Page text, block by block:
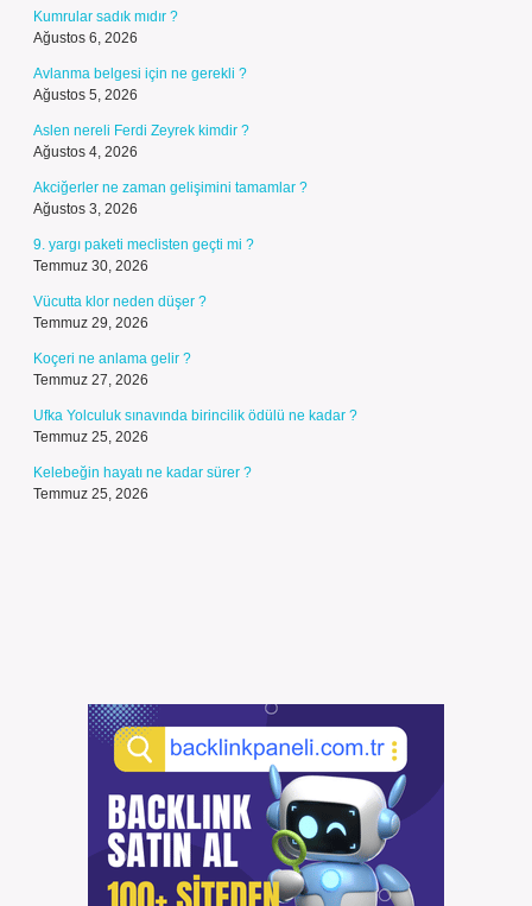
Kumrular sadık mıdır ?
Ağustos 6, 2026
Avlanma belgesi için ne gerekli ?
Ağustos 5, 2026
Aslen nereli Ferdi Zeyrek kimdir ?
Ağustos 4, 2026
Akciğerler ne zaman gelişimini tamamlar ?
Ağustos 3, 2026
9. yargı paketi meclisten geçti mi ?
Temmuz 30, 2026
Vücutta klor neden düşer ?
Temmuz 29, 2026
Koçeri ne anlama gelir ?
Temmuz 27, 2026
Ufka Yolculuk sınavında birincilik ödülü ne kadar ?
Temmuz 25, 2026
Kelebeğin hayatı ne kadar sürer ?
Temmuz 25, 2026